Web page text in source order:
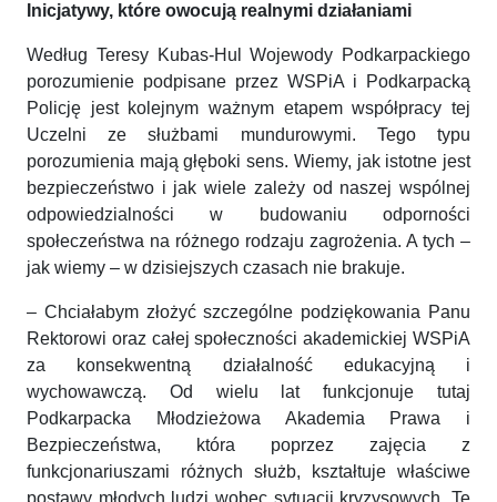
Inicjatywy, które owocują realnymi działaniami
Według Teresy Kubas-Hul Wojewody Podkarpackiego
porozumienie podpisane przez WSPiA i Podkarpacką
Policję jest kolejnym ważnym etapem współpracy tej
Uczelni ze służbami mundurowymi. Tego typu
porozumienia mają głęboki sens. Wiemy, jak istotne jest
bezpieczeństwo i jak wiele zależy od naszej wspólnej
odpowiedzialności w budowaniu odporności
społeczeństwa na różnego rodzaju zagrożenia. A tych –
jak wiemy – w dzisiejszych czasach nie brakuje.
– Chciałabym złożyć szczególne podziękowania Panu
Rektorowi oraz całej społeczności akademickiej WSPiA
za konsekwentną działalność edukacyjną i
wychowawczą. Od wielu lat funkcjonuje tutaj
Podkarpacka Młodzieżowa Akademia Prawa i
Bezpieczeństwa, która poprzez zajęcia z
funkcjonariuszami różnych służb, kształtuje właściwe
postawy młodych ludzi wobec sytuacji kryzysowych. Te